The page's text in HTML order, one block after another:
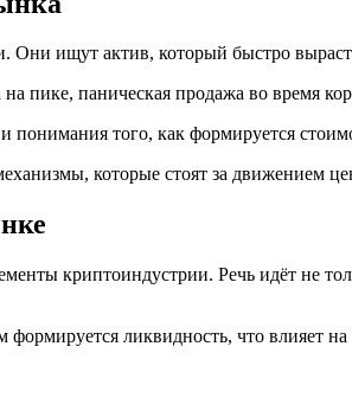
Они ищут актив, который быстро
паническая продажа во время
понимания того, как формируется
которые стоят за движением
криптоиндустрии. Речь идёт не
ликвидность, что влияет